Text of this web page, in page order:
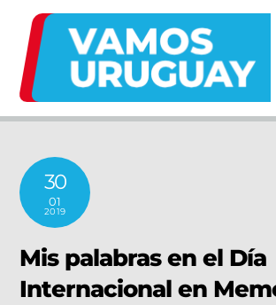
content
30
01
2019
Mis palabras en el Día
Internacional en